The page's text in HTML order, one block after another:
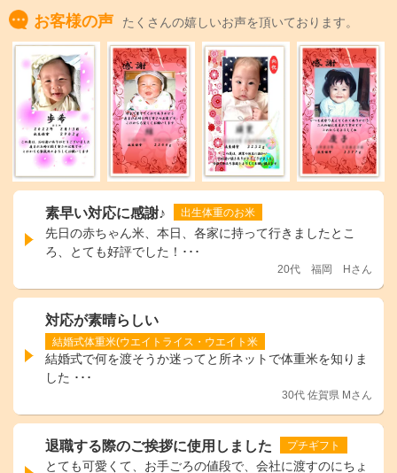
お客様の声 たくさんの嬉しいお声を頂いております。
素早い対応に感謝♪ 出生体重のお米
先日の赤ちゃん米、本日、各家に持って行きましたとこ
ろ、とても好評でした！･･･
20代 福岡 Hさん
対応が素晴らしい
結婚式体重米(ウエイトライス・ウエイト米
結婚式で何を渡そうか迷ってと所ネットで体重米を知りま
した ･･･
30代 佐賀県 Mさん
退職する際のご挨拶に使用しました プチギフト
とても可愛くて、お手ごろの値段で、会社に渡すのにちょ